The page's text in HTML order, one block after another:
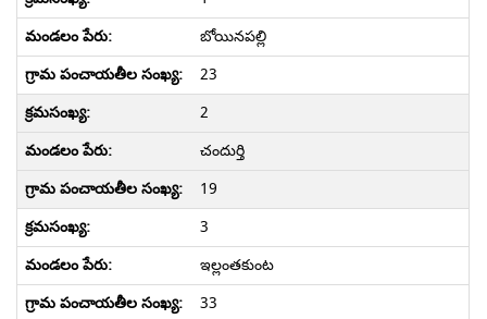
బోయినపల్లి
23
2
చందుర్తి
19
3
ఇల్లంతకుంట
33